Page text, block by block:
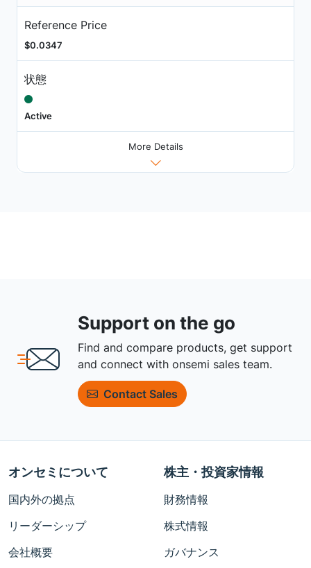
Reference Price
$0.0347
状態
Active
More Details
Support on the go
Find and compare products, get support
and connect with onsemi sales team.
Contact Sales
オンセミについて
国内外の拠点
リーダーシップ
会社概要
株主・投資家情報
財務情報
株式情報
ガバナンス